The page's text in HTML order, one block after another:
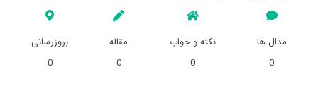
مدال ها
0
نکته و جواب
0
مقاله
0
بروزرسانی
0